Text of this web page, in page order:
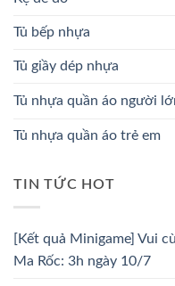
Tủ bếp nhựa
Tủ giầy dép nhựa
Tủ nhựa quần áo người
Tủ nhựa quần áo trẻ em
TIN TỨC HOT
[Kết quả Minigame] Vui
Ma Rốc: 3h ngày 10/7